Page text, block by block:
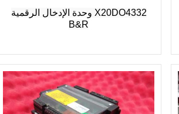
وحدة الإدخال الرقمية X20DO4332
B&R